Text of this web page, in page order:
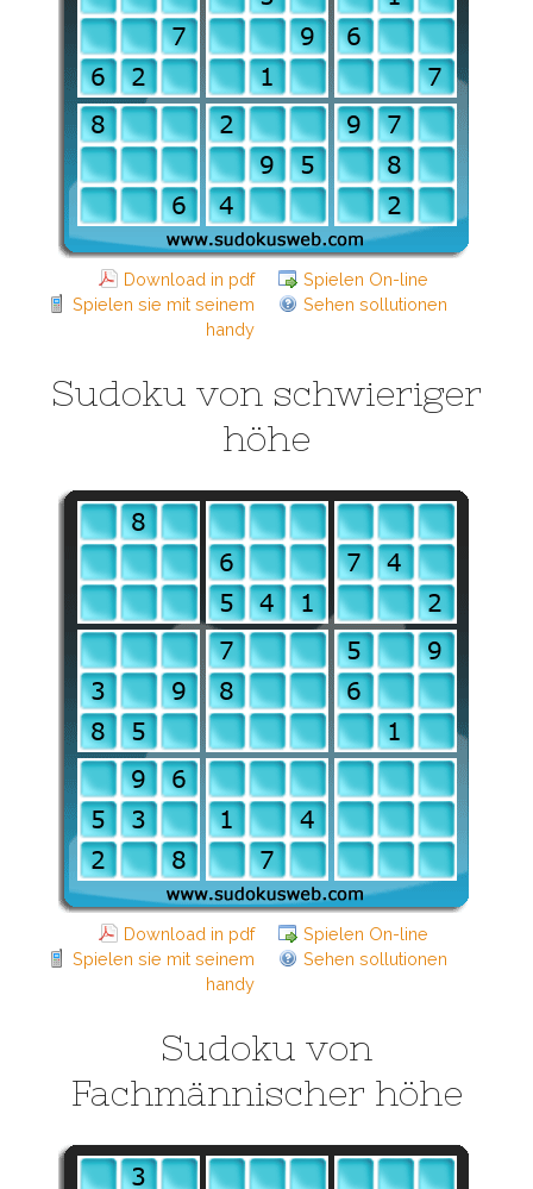
Download in pdf
Spielen On-line
Spielen sie mit seinem
handy
Sehen sollutionen
Sudoku von schwieriger
höhe
Download in pdf
Spielen On-line
Spielen sie mit seinem
handy
Sehen sollutionen
Sudoku von
Fachmännischer höhe